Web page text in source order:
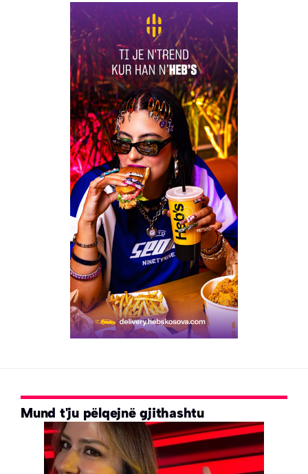
Mund t'ju pëlqejnë gjithashtu